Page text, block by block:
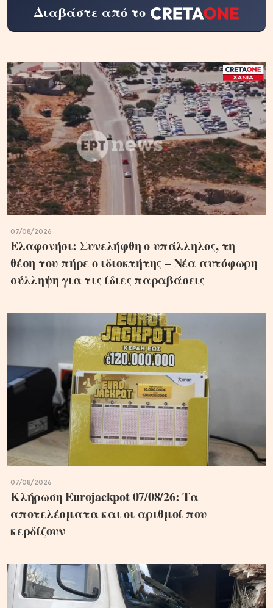
Διαβάστε από το
07/08/2026
Ελαφονήσι: Συνελήφθη ο υπάλληλος, τη
θέση του πήρε ο ιδιοκτήτης – Νέα αυτόφωρη
σύλληψη για τις ίδιες παραβάσεις
07/08/2026
Κλήρωση Eurojackpot 07/08/26: Τα
αποτελέσματα και οι αριθμοί που
κερδίζουν